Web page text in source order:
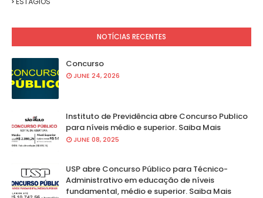
NOTÍCIAS RECENTES
Concurso
JUNE 24, 2026
Instituto de Previdência abre Concurso Publico
para níveis médio e superior. Saiba Mais
JUNE 08, 2025
USP abre Concurso Público para Técnico-
Administrativo em educação de níveis
fundamental, médio e superior. Saiba Mais